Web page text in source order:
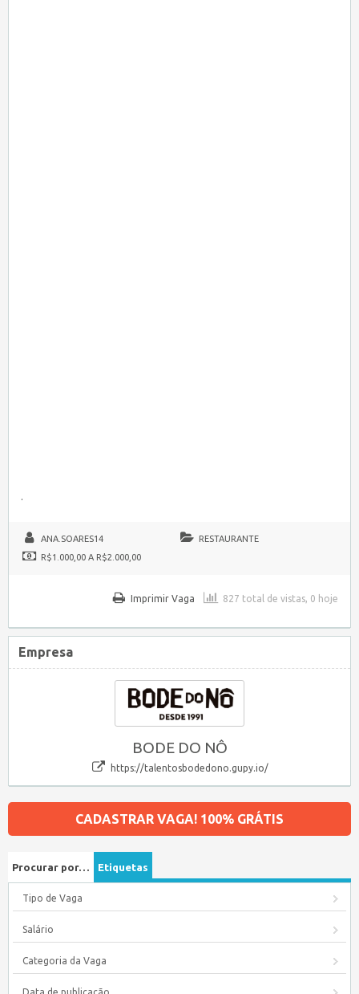
ANA.SOARES14
RESTAURANTE
R$1.000,00 A R$2.000,00
827 total de vistas, 0 hoje
Imprimir Vaga
Empresa
BODE DO NÔ
https://talentosbodedono.gupy.io/
CADASTRAR VAGA! 100% GRÁTIS
Procurar por… Etiquetas
Tipo de Vaga
Salário
Categoria da Vaga